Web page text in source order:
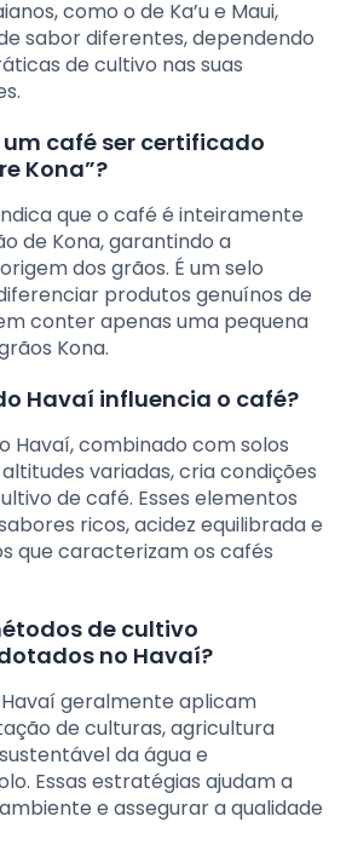
como o de Ka’u e Maui,
sabor diferentes, dependendo
de cultivo nas suas
café ser certificado
Kona”?
que o café é inteiramente
de Kona, garantindo a
dos grãos. É um selo
produtos genuínos de
conter apenas uma pequena
Kona.
Havaí influencia o café?
Havaí, combinado com solos
variadas, cria condições
de café. Esses elementos
ricos, acidez equilibrada e
que caracterizam os cafés
de cultivo
no Havaí?
geralmente aplicam
de culturas, agricultura
da água e
Essas estratégias ajudam a
e assegurar a qualidade